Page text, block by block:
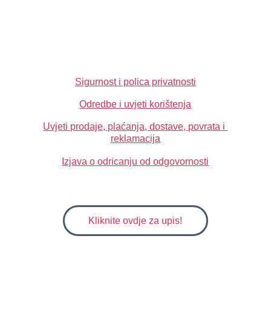
Kliknite ovdje za upis!
Sigurnost i polica privatnosti
Izjava o odricanju od odgovornosti
Odredbe i uvjeti korištenja
Uvjeti prodaje, plaćanja, dostave, povrata i
reklamacija